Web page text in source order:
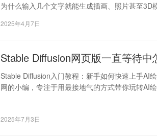
为什么输入几个文字就能生成插画、照片甚至
2025年4月7日
Stable Diffusion网页版一直等待
Stable Diffusion入门教程：新手如何快速上手AI
网的小编，专注于用最接地气的方式带你玩转AI
2025年7月3日